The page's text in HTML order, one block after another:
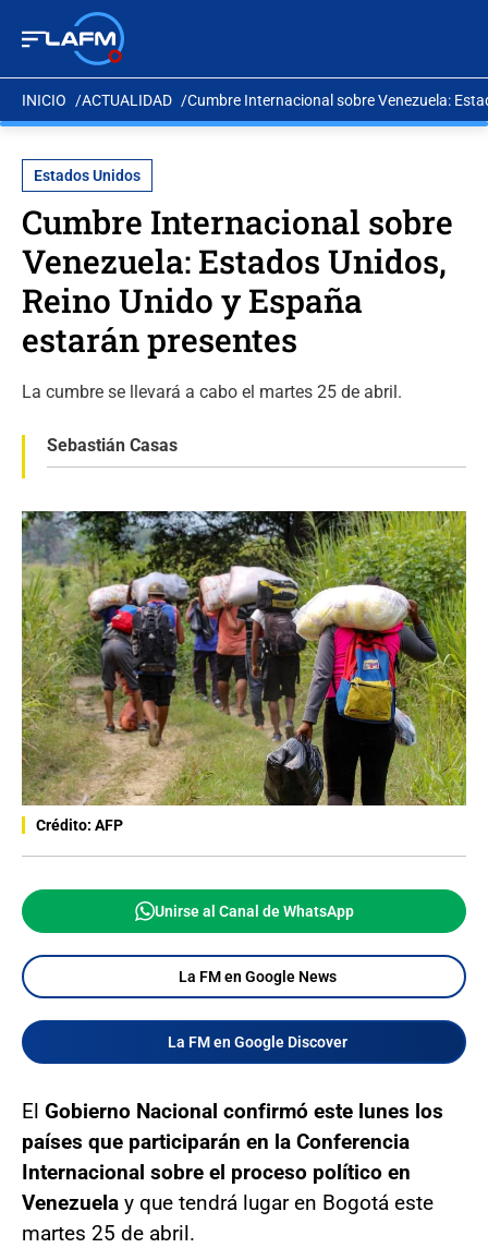
INICIO ACTUALIDAD Cumbre Internacional sobre Venezuela:
Estados Unidos
Cumbre Internacional sobre
Venezuela: Estados Unidos,
Reino Unido y España
estarán presentes
La cumbre se llevará a cabo el martes 25 de abril.
Sebastián Casas
Crédito: AFP
Unirse al Canal de WhatsApp
La FM en Google News
La FM en Google Discover
El Gobierno Nacional confirmó este lunes los
países que participarán en la Conferencia
Internacional sobre el proceso político en
Venezuela y que tendrá lugar en Bogotá este
martes 25 de abril.